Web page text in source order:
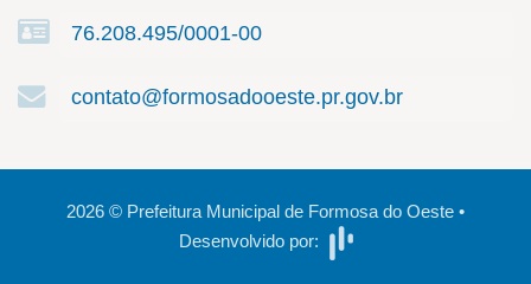
76.208.495/0001-00
contato@formosadooeste.pr.gov.br
2026 © Prefeitura Municipal de Formosa do Oeste •
Desenvolvido por: